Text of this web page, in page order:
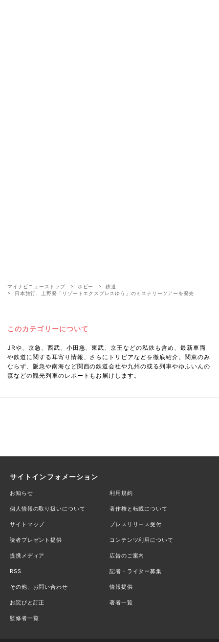
マイナビニューストップ ホビー
鉄道
日本旅行、上野発「リゾートエクスプレスゆう」のミステリーツアーを発売
このカテゴリーについて
JRや、京急、西武、小田急、東武、京王などの私鉄も含め、最新車両
や鉄道に関する耳寄り情報、さらにトリビアなどを徹底紹介。関東のみ
ならず、阪急や南海など関西の鉄道会社や九州の或る列車やゆふいんの
森などの観光列車のレポートもお届けします。
サイトインフォメーション
お知らせ 利用規約
個人情報の取り扱いについて 著作権と転載について
サイトマップ プレスリリース受付
読者プレゼント提供 コンテンツ利用について
提携メディア 広告のご案内
RSS 記者・ライター募集
その他、お問い合わせ 情報提供
お詫びと訂正 著者一覧
監修者一覧